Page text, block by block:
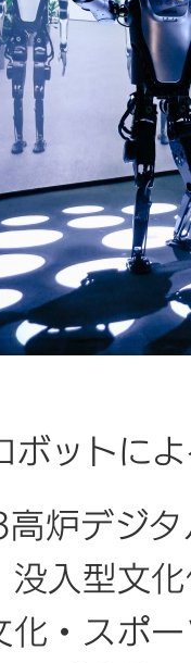
ボットに
炉デジ
入型文
化・スポ